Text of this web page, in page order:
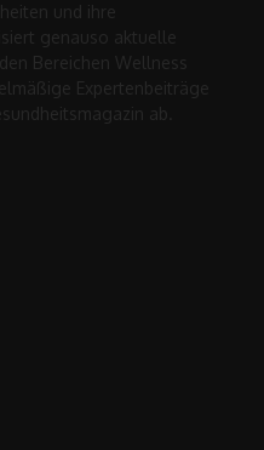
und ihre
genauso aktuelle
Bereichen Wellness
Expertenbeiträge
ab.